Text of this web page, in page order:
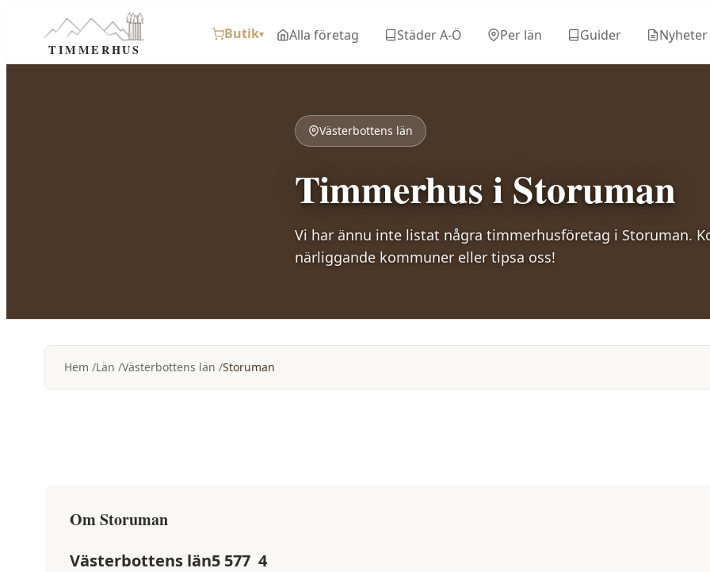
TIMMERHUS
Butik▾ Alla företag Städer A-Ö Per län Guider Nyheter
Västerbottens län
Timmerhus iStoruman
Vi har ännu inte listat några timmerhusföretag i Storuman.
närliggande kommuner eller tipsa oss!
Hem Län Västerbottens län Storuman
OmStoruman
Västerbottens län5 577 4